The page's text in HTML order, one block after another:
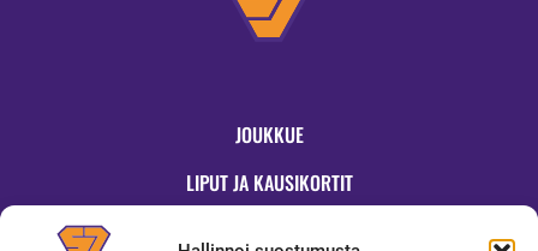
JOUKKUE
LIPUT JA KAUSIKORTIT